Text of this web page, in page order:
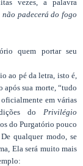
vezes, a palavra
não padecerá do fogo
quem portar seu
ao pé da letra, isto é,
após sua morte, “tudo
em várias
do Privilégio
do Purgatório pouco
qualquer modo, se
Ela será muito mais